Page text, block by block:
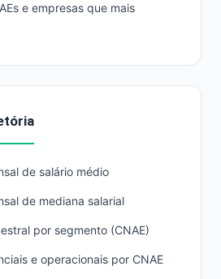
e empresas que mais
de salário médio
de mediana salarial
por segmento (CNAE)
e operacionais por CNAE